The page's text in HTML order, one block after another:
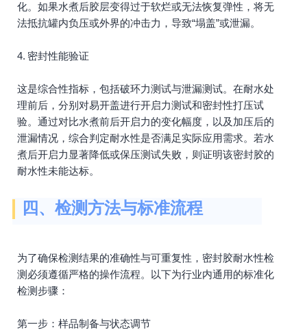
化。如果水煮后胶层变得过于软烂或无法恢复弹性，将无
法抵抗罐内负压或外界的冲击力，导致“塌盖”或泄漏。
4. 密封性能验证
这是综合性指标，包括破环力测试与泄漏测试。在耐水处
理前后，分别对易开盖进行开启力测试和密封性打压试
验。通过对比水煮前后开启力的变化幅度，以及加压后的
泄漏情况，综合判定耐水性是否满足实际应用需求。若水
煮后开启力显著降低或保压测试失败，则证明该密封胶的
耐水性未能达标。
四、检测方法与标准流程
为了确保检测结果的准确性与可重复性，密封胶耐水性检
测必须遵循严格的操作流程。以下为行业内通用的标准化
检测步骤：
第一步：样品制备与状态调节